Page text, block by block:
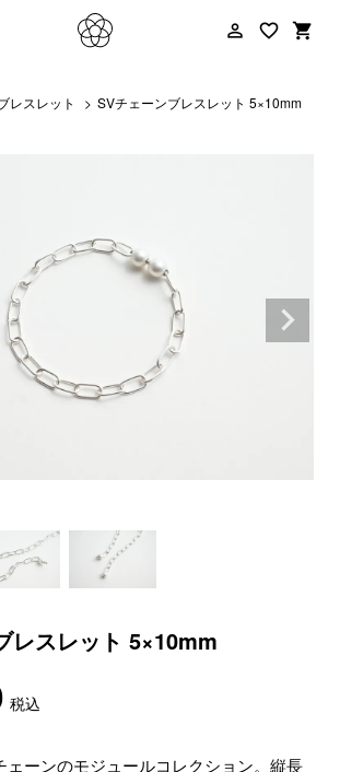
person_outline favorite_border shopping_cart
レスレット SVチェーンブレスレット 5×10mm
レスレット 5×10mm
税込
ェーンのモジュールコレクション。縦長